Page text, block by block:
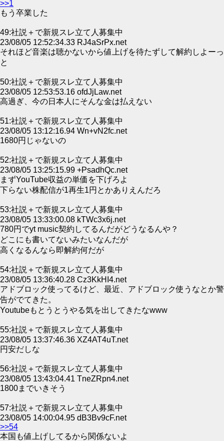
>>1
もう卒業した
49:社説＋で新規スレ立て人募集中
23/08/05 12:52:34.33 RJ4aSrPx.net
それほど音楽は聴かないから値上げを待たずして解約しよーっ
と
50:社説＋で新規スレ立て人募集中
23/08/05 12:53:53.16 ofdJjLaw.net
高過ぎ、今の日本人にそんな金は払えない
51:社説＋で新規スレ立て人募集中
23/08/05 13:12:16.94 Wn+vN2fc.net
1680円じゃないの
52:社説＋で新規スレ立て人募集中
23/08/05 13:25:15.99 +PsadhQc.net
まずYouTube収益の単価を下げろよ
下らない株配信が1再生1円とかありえんだろ
53:社説＋で新規スレ立て人募集中
23/08/05 13:33:00.08 kTWc3x6j.net
780円でyt music契約してるんだがどうなるんや？
どこにも書いてないみたいなんだが
高くなるんなら即解約何だが
54:社説＋で新規スレ立て人募集中
23/08/05 13:36:40.28 Cz3KkHI4.net
アドブロック使ってるけど、最近、アドブロック使うなとか警
告がでてきた。
Youtubeもとうとうやる気を出してきたなwww
55:社説＋で新規スレ立て人募集中
23/08/05 13:37:46.36 XZ4AT4uT.net
円安だしな
56:社説＋で新規スレ立て人募集中
23/08/05 13:43:04.41 TneZRpn4.net
1800までいきそう
57:社説＋で新規スレ立て人募集中
23/08/05 14:00:04.95 dB3Bv9cF.net
>>54
本国も値上げしてるから関係ないよ